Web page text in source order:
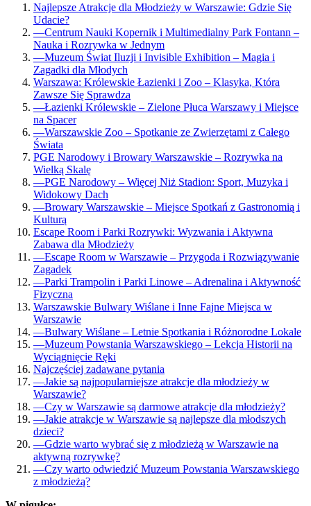
Najlepsze Atrakcje dla Młodzieży w Warszawie: Gdzie Się
Udacie?
—Centrum Nauki Kopernik i Multimedialny Park Fontann –
Nauka i Rozrywka w Jednym
—Muzeum Świat Iluzji i Invisible Exhibition – Magia i
Zagadki dla Młodych
Warszawa: Królewskie Łazienki i Zoo – Klasyka, Która
Zawsze Się Sprawdza
—Łazienki Królewskie – Zielone Płuca Warszawy i Miejsce
na Spacer
—Warszawskie Zoo – Spotkanie ze Zwierzętami z Całego
Świata
PGE Narodowy i Browary Warszawskie – Rozrywka na
Wielką Skalę
—PGE Narodowy – Więcej Niż Stadion: Sport, Muzyka i
Widokowy Dach
—Browary Warszawskie – Miejsce Spotkań z Gastronomią i
Kulturą
Escape Room i Parki Rozrywki: Wyzwania i Aktywna
Zabawa dla Młodzieży
—Escape Room w Warszawie – Przygoda i Rozwiązywanie
Zagadek
—Parki Trampolin i Parki Linowe – Adrenalina i Aktywność
Fizyczna
Warszawskie Bulwary Wiślane i Inne Fajne Miejsca w
Warszawie
—Bulwary Wiślane – Letnie Spotkania i Różnorodne Lokale
—Muzeum Powstania Warszawskiego – Lekcja Historii na
Wyciągnięcie Ręki
Najczęściej zadawane pytania
—Jakie są najpopularniejsze atrakcje dla młodzieży w
Warszawie?
—Czy w Warszawie są darmowe atrakcje dla młodzieży?
—Jakie atrakcje w Warszawie są najlepsze dla młodszych
dzieci?
—Gdzie warto wybrać się z młodzieżą w Warszawie na
aktywną rozrywkę?
—Czy warto odwiedzić Muzeum Powstania Warszawskiego
z młodzieżą?